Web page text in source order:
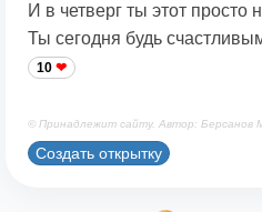
И в четверг ты этот просто
Ты сегодня будь
10
© Принадлежит сайту. Автор: Берсанов
Создать открытку